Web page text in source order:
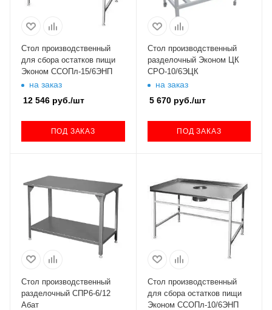
Стол производственный
для сбора остатков пищи
Эконом ССОПл-15/6ЭНП
на заказ
12 546 руб./шт
ПОД ЗАКАЗ
Стол производственный
разделочный Эконом ЦК
СРО-10/6ЭЦК
на заказ
5 670руб./шт
ПОД ЗАКАЗ
Стол производственный
разделочный СПР6-6/12
Абат
Стол производственный
для сбора остатков пищи
Эконом ССОПл-10/6ЭНП